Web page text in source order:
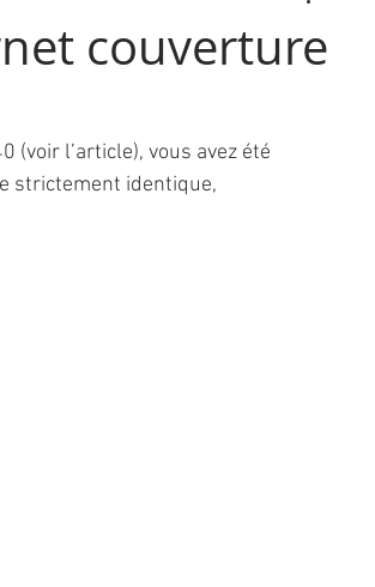
couverture
(voir l’article), vous avez été
strictement identique,